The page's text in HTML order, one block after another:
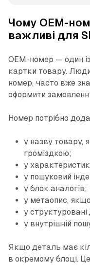
Чому OEM-
важливі для
OEM-номер — один
картки товару.
номер, часто вже
оформити
Номер потрібно
у назву товару,
громіздкою;
у
у пошуковий
у блок аналогів;
у метаопис,
у структуровані
у внутрішній
Якщо деталь має
в окремому блоці.